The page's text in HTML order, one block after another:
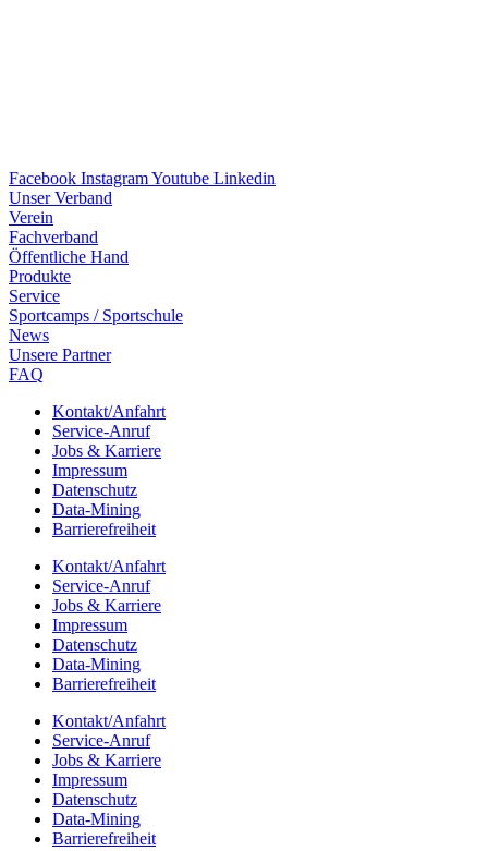
Facebook InstagramYoutube Linkedin
Unser Verband
Verein
Fach­ver­band
Öffent­li­che Hand
Produkte
Service
Sport­camps / Sportschule
News
Unsere Part­ner
FAQ
Kontakt/​​Anfahrt
Service-Anruf
Jobs & Karriere
Impres­sum
Daten­schutz
Data-Mining
Barrie­re­frei­heit
Kontakt/​​Anfahrt
Service-Anruf
Jobs & Karriere
Impres­sum
Daten­schutz
Data-Mining
Barrie­re­frei­heit
Kontakt/​​Anfahrt
Service-Anruf
Jobs & Karriere
Impres­sum
Daten­schutz
Data-Mining
Barrie­re­frei­heit